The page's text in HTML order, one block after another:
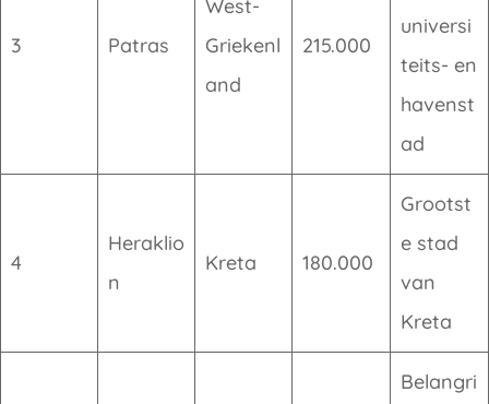
3 Patras
West-
Griekenl
and
215.000
universi
teits- en
havenst
ad
4
Heraklio
n
Kreta 180.000
Grootst
e stad
van
Kreta
Belangri